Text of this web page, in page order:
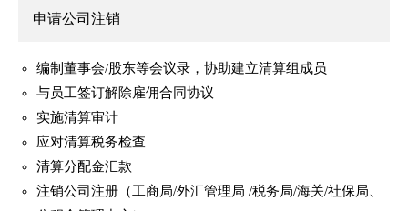
申请公司注销
编制董事会/股东等会议录，协助建立清算组成员
与员工签订解除雇佣合同协议
实施清算审计
应对清算税务检查
清算分配金汇款
注销公司注册（工商局/外汇管理局 /税务局/海关/社保局、